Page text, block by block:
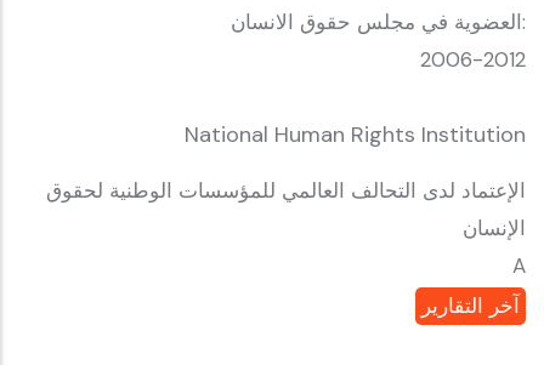
العضوية في مجلس حقوق الانسان:
2006-2012
National Human Rights Institution
الإعتماد لدى التحالف العالمي للمؤسسات الوطنية لحقوق
الإنسان
A
آخر التقارير